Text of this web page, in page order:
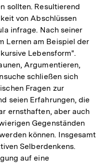
sollten. Resultierend
von Abschlüssen
infrage. Nach seiner
Lernen am Beispiel der
Lebensform".
Argumentieren,
schließen sich
Fragen zur
seien Erfahrungen, die
ernsthaften, aber auch
Gegenständen
können. Insgesamt
Selberdenkens.
auf eine